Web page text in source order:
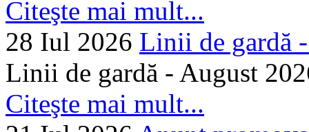
Citeşte mai mult...
28 Iul 2026 Linii de gardă
Linii de gardă - August
Citeşte mai mult...